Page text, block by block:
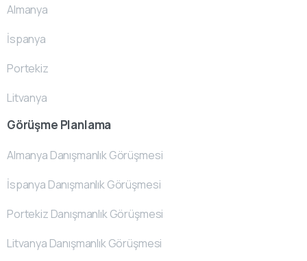
Almanya
İspanya
Portekiz
Litvanya
Görüşme Planlama
Almanya Danışmanlık Görüşmesi
İspanya Danışmanlık Görüşmesi
Portekiz Danışmanlık Görüşmesi
Litvanya Danışmanlık Görüşmesi